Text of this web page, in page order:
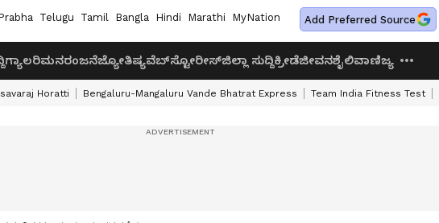
Telugu Tamil Bangla Hindi Marathi MyNation Add Preferred Source
ಗ್ಯಾಲರಿಮನರಂಜನೆಜ್ಯೋತಿಷ್ಯವೆಬ್‌ಸ್ಟೋರೀಸ್ಜಿಲ್ಲಾ ಸುದ್ದಿಕ್ರೀಡೆಜೀವನಶೈಲಿವಾಣಿಜ್ಯ
Horatti Bengaluru-Mangaluru Vande Bhatrat Express Team India Fitness Test